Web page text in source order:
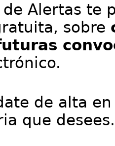
de Alertas te
sobre
de alta
que desees.